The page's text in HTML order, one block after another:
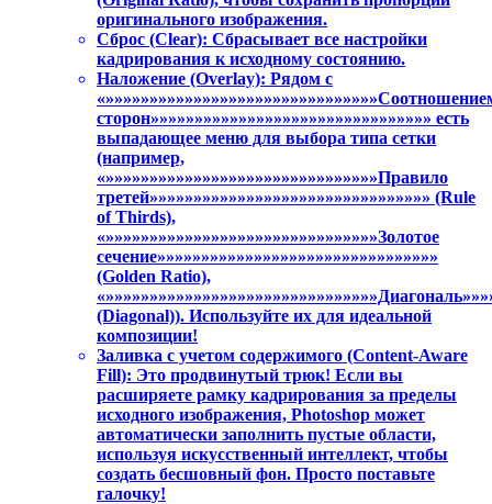
оригинального изображения.
Сброс (Clear): Сбрасывает все настройки
кадрирования к исходному состоянию.
Наложение (Overlay): Рядом с
сторон»»»»»»»»»»»»»»»»»»»»»»»»»»»»»»»» есть
выпадающее меню для выбора типа сетки
(например,
«»»»»»»»»»»»»»»»»»»»»»»»»»»»»»»»Правило
третей»»»»»»»»»»»»»»»»»»»»»»»»»»»»»»»» (Rule
of Thirds),
«»»»»»»»»»»»»»»»»»»»»»»»»»»»»»»»Золотое
сечение»»»»»»»»»»»»»»»»»»»»»»»»»»»»»»»»
(Golden Ratio),
(Diagonal)). Используйте их для идеальной
композиции!
Заливка с учетом содержимого (Content-Aware
Fill): Это продвинутый трюк! Если вы
расширяете рамку кадрирования за пределы
исходного изображения, Photoshop может
автоматически заполнить пустые области,
используя искусственный интеллект, чтобы
создать бесшовный фон. Просто поставьте
галочку!